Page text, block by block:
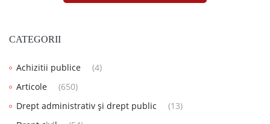
CATEGORII
Achizitii publice
(4)
Articole
(650)
Drept administrativ și drept public
(13)